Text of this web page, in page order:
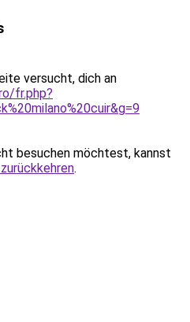
versucht, dich an
fr.php?
besuchen möchtest, kannst
.